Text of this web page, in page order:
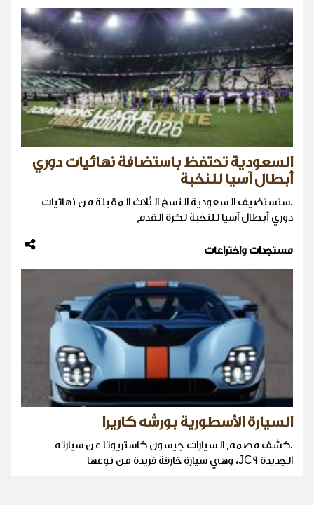
السعودية تحتفظ باستضافة نهائيات دوري
أبطال آسيا للنخبة
.ستستضيف السعودية النسخ الثلاث المقبلة من نهائيات ​
دوري أبطال آسيا للنخبة لكرة ‌القدم
مستجدات واختراعات
السيارة الأسطورية بورشه كاريرا
.كشف مصمم السيارات جيسون كاستريوتا عن سيارته
الجديدة JC9، وهي سيارة خارقة فريدة من نوعها